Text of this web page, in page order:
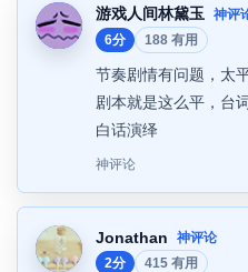
游戏人间林黛玉
神评
6分
188 有用
节奏剧情有问题，太
剧本就是这么平，台
白话演绎
神评论
Jonathan
神评论
2分
415 有用